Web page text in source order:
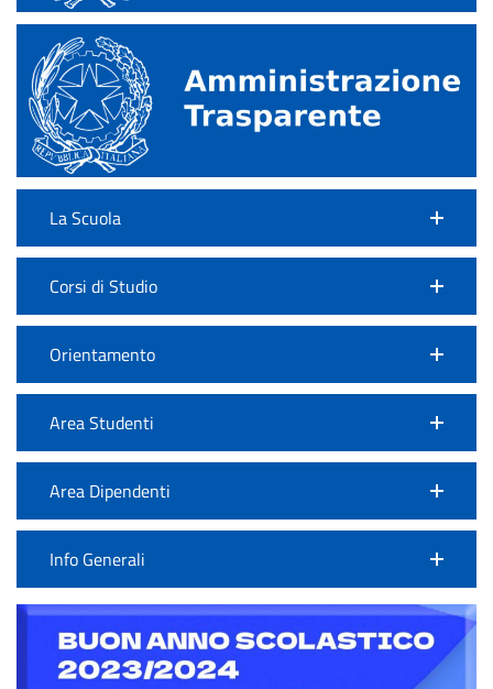
La Scuola
Corsi di Studio
Orientamento
Area Studenti
Area Dipendenti
Info Generali